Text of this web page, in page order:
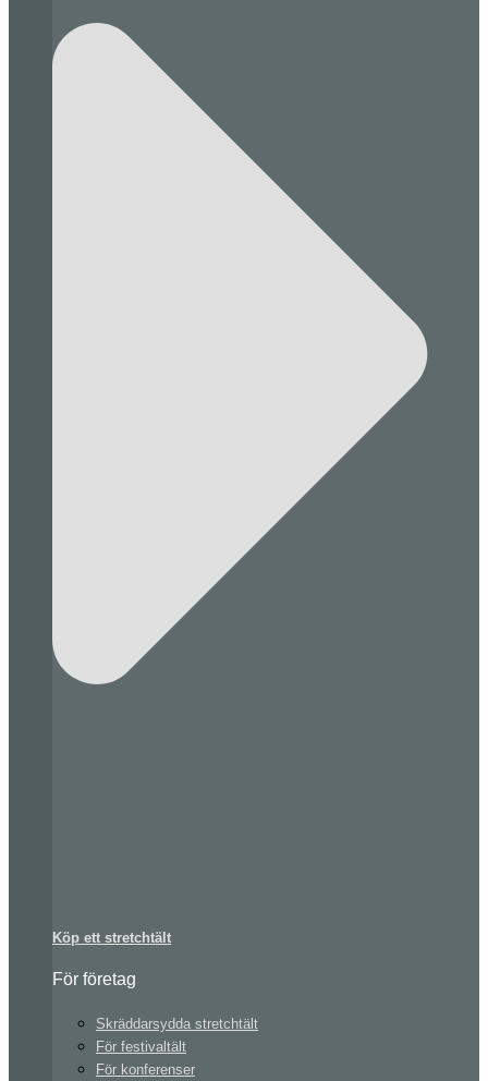
Köp ett stretchtält
För företag
Skräddarsydda stretchtält
För festivaltält
För konferenser